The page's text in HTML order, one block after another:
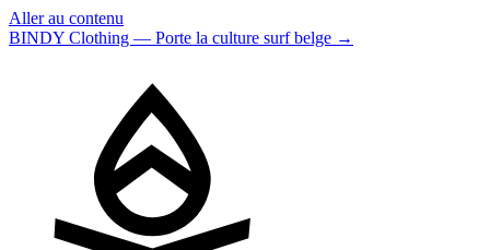
Aller au contenu
BINDY Clothing — Porte la culture surf belge →